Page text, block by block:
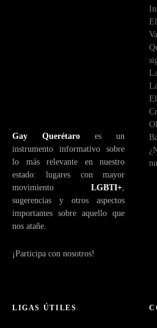
Gay Querétaro es un
instrumento informativo sobre
lo más relevante en nuestro
estado: lugares con mayor
movimiento LGBTI+
sugerencias y otros aspectos
importantes sobre aquello que
nos atañe.
¡Participa con nosotros!
LIGAS ÚTILES